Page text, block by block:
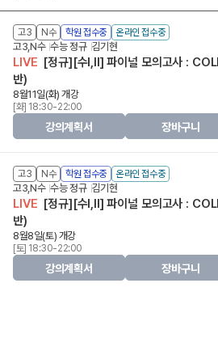
고3 N수 학원 접수중 온라인 접수중
고3,N수 수능 정규 김기현
LIVE [정규][수I,II] 파이널 모의고사 :
반)
8월11일(화) 개강
[화] 18:30-22:00
강의계획서 장바구니
고3 N수 학원 접수중 온라인 접수중
고3,N수 수능 정규 김기현
LIVE [정규][수I,II] 파이널 모의고사 :
반)
8월8일(토) 개강
[토] 18:30-22:00
강의계획서 장바구니